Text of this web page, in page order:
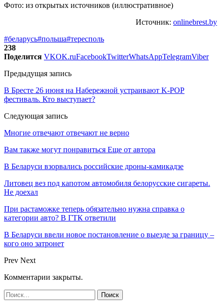
Фото: из открытых источников (иллюстративное)
Источник: onlinebrest.by
#беларусь#польша#тересполь
238
Поделится VKOK.ruFacebookTwitterWhatsAppTelegramViber
Предыдущая запись
В Бресте 26 июня на Набережной устраивают K-POP
фестиваль. Кто выступает?
Следующая запись
Многие отвечают отвечают не верно
Вам также могут понравиться Еще от автора
В Беларуси взорвались российские дроны-камикадзе
Литовец вез под капотом автомобиля белорусские сигареты.
Не доехал
При растаможке теперь обязательно нужна справка о
категории авто? В ГТК ответили
В Беларуси ввели новое постановление о выезде за границу –
кого оно затронет
Prev Next
Комментарии закрыты.